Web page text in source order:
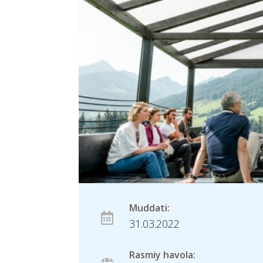
Muddati:
31.03.2022
Rasmiy havola: